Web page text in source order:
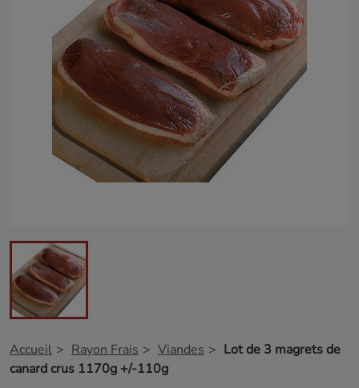
Accueil Rayon Frais Viandes
Lot de 3 magrets de
canard crus 1170g +/-110g